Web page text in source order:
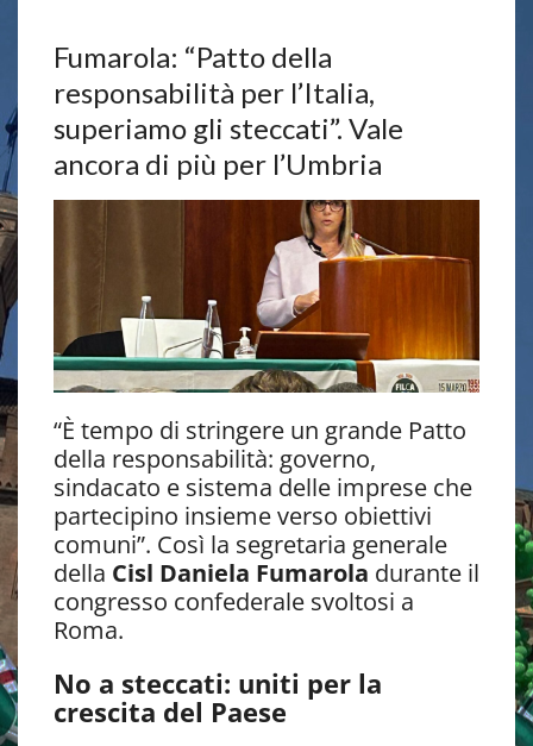
Fumarola: “Patto della
responsabilità per l’Italia,
superiamo gli steccati”. Vale
ancora di più per l’Umbria
“È tempo di stringere un grande Patto
della responsabilità: governo,
sindacato e sistema delle imprese che
partecipino insieme verso obiettivi
comuni”. Così la segretaria generale
della Cisl Daniela Fumarola durante il
congresso confederale svoltosi a
Roma.
No a steccati: uniti per la
crescita del Paese